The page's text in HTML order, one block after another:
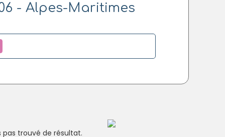
Mot de passe oublié ?
Se connecter avec Google
Inscrivez-vous en un clic !
- Alpes-Maritimes
pas trouvé de résultat.